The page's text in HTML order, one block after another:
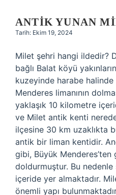
ANTIK YUNAN
Tarih: Ekim 19, 2024
Milet şehri hangi ildedir?
bağlı Balat köyü
kuzeyinde harabe
Menderes limanının
yaklaşık 10 kilometre
ve Milet antik kenti
ilçesine 30 km uzaklıkta
antik bir liman kentidir.
gibi, Büyük Menderes’ten
doldurmuştur. Bu
içeride yer almaktadır.
önemli yapı